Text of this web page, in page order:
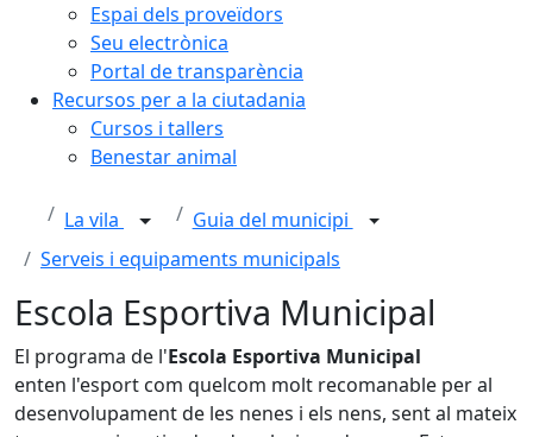
Espai dels proveïdors
Seu electrònica
Portal de transparència
Recursos per a la ciutadania
Cursos i tallers
Benestar animal
La vila
Guia del municipi
Serveis i equipaments municipals
Escola Esportiva Municipal
El programa de l'Escola Esportiva Municipal
enten l'esport com quelcom molt recomanable per al
desenvolupament de les nenes i els nens, sent al mateix